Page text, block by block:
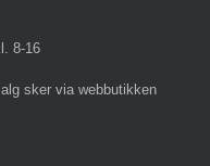
8-16
sker via webbutikken